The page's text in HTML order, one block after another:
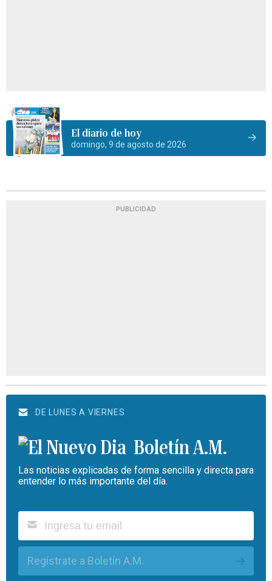
El diario de hoy
domingo, 9 de agosto de 2026
PUBLICIDAD
DE LUNES A VIERNES
Boletín A.M.
Las noticias explicadas de forma sencilla y directa para
entender lo más importante del día.
Regístrate a Boletín A.M.